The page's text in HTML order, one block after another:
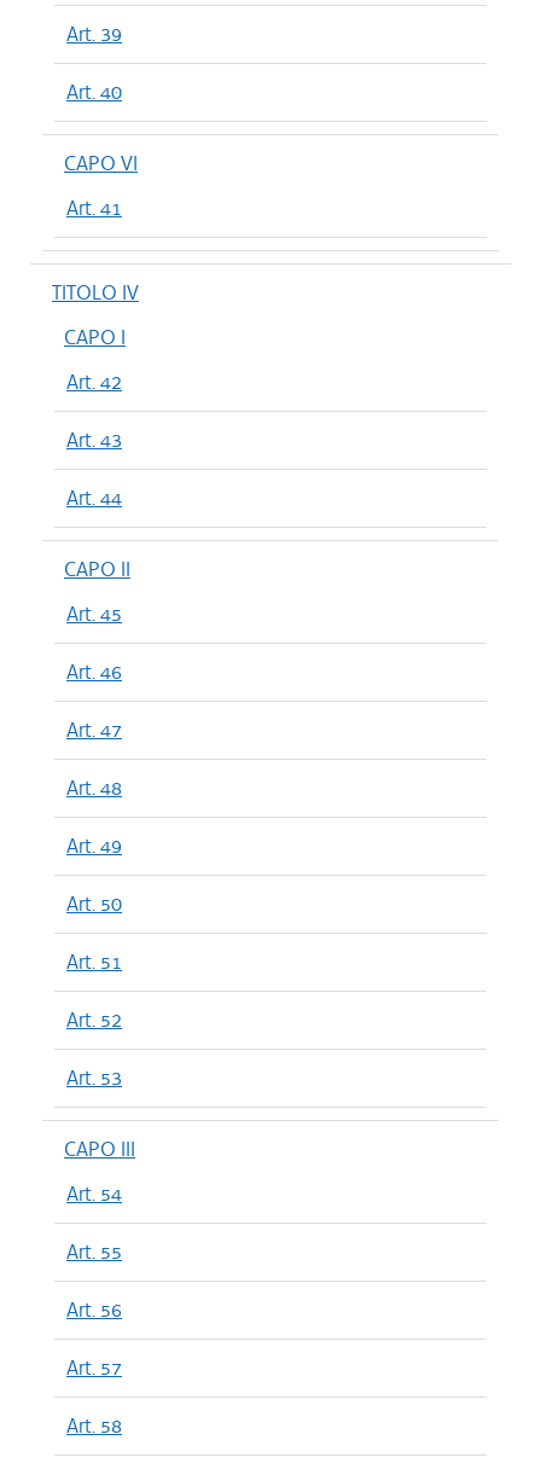
Art. 39
Art. 40
CAPO VI
Art. 41
TITOLO IV
CAPO I
Art. 42
Art. 43
Art. 44
CAPO II
Art. 45
Art. 46
Art. 47
Art. 48
Art. 49
Art. 50
Art. 51
Art. 52
Art. 53
CAPO III
Art. 54
Art. 55
Art. 56
Art. 57
Art. 58